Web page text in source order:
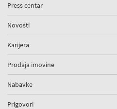
Press centar
Novosti
Karijera
Prodaja imovine
Nabavke
Prigovori